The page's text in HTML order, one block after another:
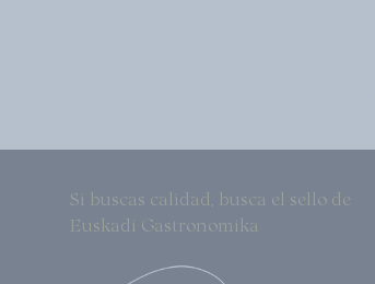
Si buscas calidad, busca el sello de
Euskadi Gastronomika